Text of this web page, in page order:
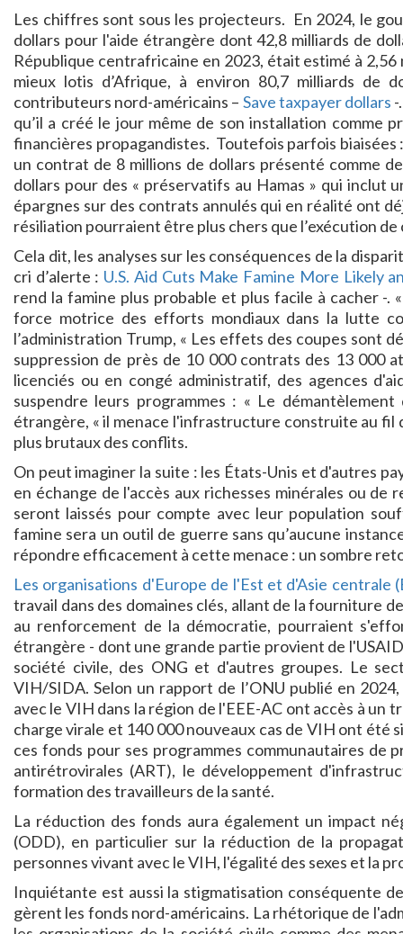
Les chiffres sont sous les projecteurs. En 2024, le
dollars pour l'aide étrangère dont 42,8 milliards de
République centrafricaine en 2023, était estimé à 2,56
mieux lotis d’Afrique, à environ 80,7 milliards de
contributeurs nord-américains – Save taxpayer dollars
qu’il a créé le jour même de son installation comme
financières propagandistes. Toutefois parfois
un contrat de 8 millions de dollars présenté comme
dollars pour des « préservatifs au Hamas » qui inclut
épargnes sur des contrats annulés qui en réalité ont
résiliation pourraient être plus chers que l’exécution
Cela dit, les analyses sur les conséquences de la
cri d’alerte : U.S. Aid Cuts Make Famine More Likely
rend la famine plus probable et plus facile à cacher -
force motrice des efforts mondiaux dans la lutte
l’administration Trump, « Les effets des coupes sont
suppression de près de 10 000 contrats des 13 000
licenciés ou en congé administratif, des agences
suspendre leurs programmes : « Le
étrangère, « il menace l'infrastructure construite au fil
plus brutaux des conflits.
On peut imaginer la suite : les États-Unis et d'autres
en échange de l'accès aux richesses minérales ou
seront laissés pour compte avec leur population
famine sera un outil de guerre sans qu’aucune
répondre efficacement à cette menace : un sombre
Les organisations d'Europe de l'Est et d'Asie centrale
travail dans des domaines clés, allant de la fourniture
au renforcement de la démocratie, pourraient
étrangère - dont une grande partie provient de
société civile, des ONG et d'autres groupes. Le
VIH/SIDA. Selon un rapport de l’ONU publié en
avec le VIH dans la région de l'EEE-AC ont accès à
charge virale et 140 000 nouveaux cas de VIH ont été
ces fonds pour ses programmes communautaires
antirétrovirales (ART), le développement
formation des travailleurs de la santé.
La réduction des fonds aura également un impact
(ODD), en particulier sur la réduction de la
personnes vivant avec le VIH, l'égalité des sexes et la
Inquiétante est aussi la stigmatisation conséquente
gèrent les fonds nord-américains. La rhétorique de